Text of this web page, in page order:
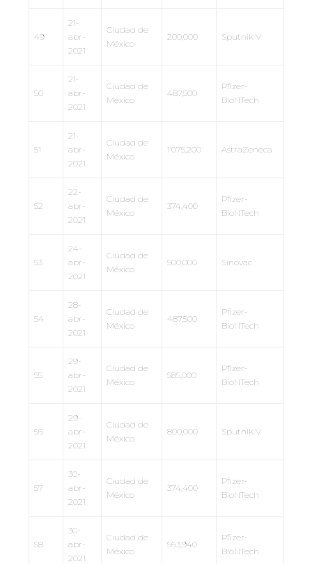
49
21-
abr-
2021
Ciudad de
México
200,000 Sputnik V
50
21-
abr-
2021
Ciudad de
México
487,500
Pfizer-
BioNTech
51
21-
abr-
2021
Ciudad de
México
1’075,200 AstraZeneca
52
22-
abr-
2021
Ciudad de
México
374,400
Pfizer-
BioNTech
53
24-
abr-
2021
Ciudad de
México
500,000 Sinovac
54
28-
abr-
2021
Ciudad de
México
487,500
Pfizer-
BioNTech
55
29-
abr-
2021
Ciudad de
México
585,000
Pfizer-
BioNTech
56
29-
abr-
2021
Ciudad de
México
800,000 Sputnik V
57
30-
abr-
2021
Ciudad de
México
374,400
Pfizer-
BioNTech
58
30-
abr-
2021
Ciudad de
México
563,940
Pfizer-
BioNTech